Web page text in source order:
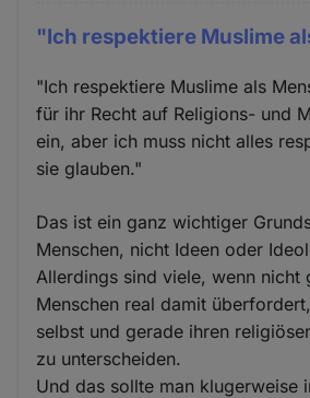
"Ich respektiere Muslime
"Ich respektiere Muslime als
für ihr Recht auf Religions- und
ein, aber ich muss nicht alles
sie glauben."
Das ist ein ganz wichtiger
Menschen, nicht Ideen oder
Allerdings sind viele, wenn nicht
Menschen real damit
selbst und gerade ihren
zu unterscheiden.
Und das sollte man klugerweise